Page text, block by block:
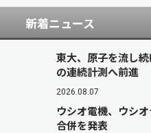
新着ニュース
東大、原子を流し
の連続計測へ前進
2026.08.07
ウシオ電機、ウシ
合併を発表